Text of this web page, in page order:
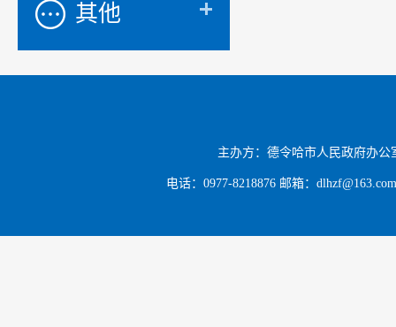
其他
主办方：德令哈市人民政府办
电话：0977-8218876 邮箱：